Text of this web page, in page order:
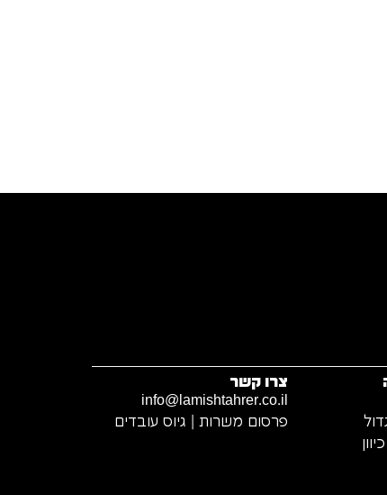
צרו קשר
info@lamishtahrer.co.il
פרסום משרות | גיוס עובדים